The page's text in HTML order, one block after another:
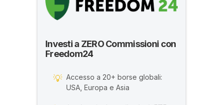
Investi a ZERO Commissioni con
Freedom24
💡 Accesso a 20+ borse globali:
USA, Europa e Asia